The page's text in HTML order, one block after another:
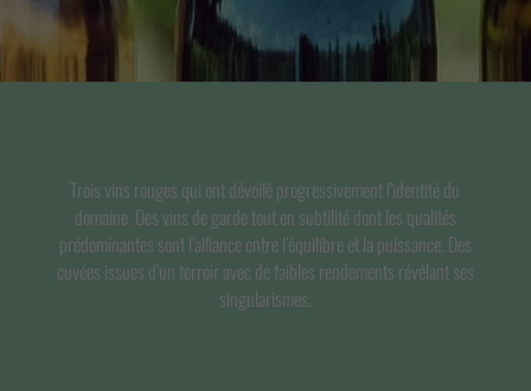
Trois vins rouges qui ont dévoilé progressivement l’identité du
domaine. Des vins de garde tout en subtilité dont les qualités
prédominantes sont l’alliance entre l’équilibre et la puissance. Des
cuvées issues d’un terroir avec de faibles rendements révélant ses
singularismes.